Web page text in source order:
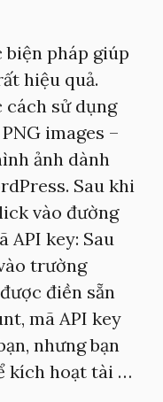
pháp giúp
hiệu quả.
cách sử dụng
images –
ảnh dành
Sau khi
vào đường
API key: Sau
trường
điền sẵn
mã API key
nhưng bạn
kích hoạt tài …